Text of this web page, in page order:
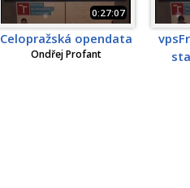
0:27:07
Celopražská opendata
Ondřej Profant